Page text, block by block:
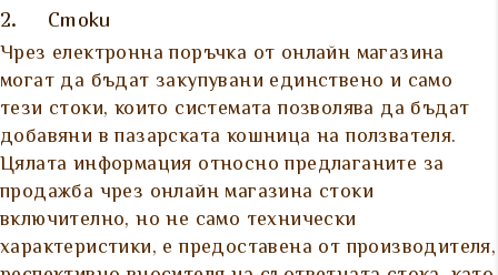
2. Стоки
Чрез електронна поръчка от онлайн магазина
могат да бъдат закупувани единствено и само
тези стоки, които системата позволява да бъдат
добавяни в пазарската кошница на ползвателя.
Цялата информация относно предлаганите за
продажба чрез онлайн магазина стоки
включително, но не само технически
характеристики, е предоставена от производителя,